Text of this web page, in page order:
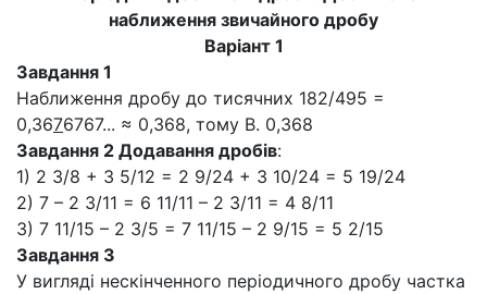
наближення звичайного дробу
Варіант 1
Завдання 1
Наближення дробу до тисячних 182/495 =
0,3676767... ≈ 0,368, тому В. 0,368
Завдання 2 Додавання дробів:
1) 2 3/8 + 3 5/12 = 2 9/24 + 3 10/24 = 5 19/24
2) 7 – 2 3/11 = 6 11/11 – 2 3/11 = 4 8/11
3) 7 11/15 – 2 3/5 = 7 11/15 – 2 9/15 = 5 2/15
Завдання 3
У вигляді нескінченного періодичного дробу частка